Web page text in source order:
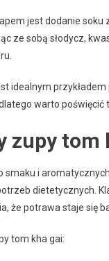
jest dodanie soku
ze sobą słodycz,
idealnym
warto
zupy tom
smaku i
dietetycznych.
że potrawa staje się
tom kha gai: